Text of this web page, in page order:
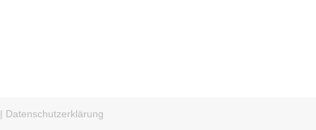
| Datenschutzerklärung